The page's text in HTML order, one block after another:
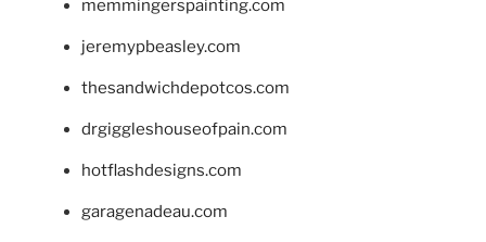
memmingerspainting.com
jeremypbeasley.com
thesandwichdepotcos.com
drgiggleshouseofpain.com
hotflashdesigns.com
garagenadeau.com